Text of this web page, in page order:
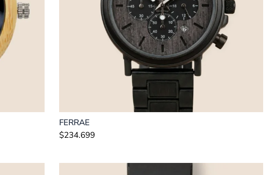
FERRAE
$234.699